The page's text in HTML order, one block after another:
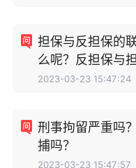
担保与反担保的
么呢？反担保与
2023-03-23 15:47:24
刑事拘留严重吗
捕吗？
2023-03-23 15:47:57